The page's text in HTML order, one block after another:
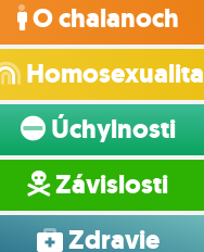
O chalanoch
Homosexualita
Úchylnosti
Závislosti
Zdravie